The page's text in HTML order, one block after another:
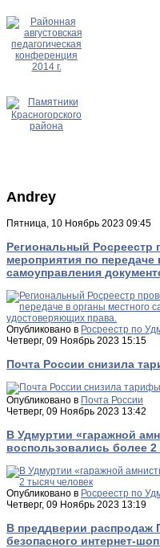
Andrey
Пятница, 10 Ноябрь 2023 09:45
Региональный Росреестр
мероприятия по передаче
самоуправления
Опубликовано в Росреестр по
Четверг, 09 Ноябрь 2023 15:15
Почта России снизила
Опубликовано в Почта России
Четверг, 09 Ноябрь 2023 13:42
В Удмуртии «гаражной
воспользовались более
Опубликовано в Росреестр по
Четверг, 09 Ноябрь 2023 13:19
В преддверии распродаж
безопасного интернет-